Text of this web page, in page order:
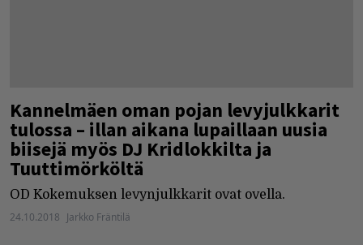
Kannelmäen oman pojan levyjulkkarit
tulossa – illan aikana lupaillaan uusia
biisejä myös DJ Kridlokkilta ja
Tuuttimörköltä
OD Kokemuksen levynjulkkarit ovat ovella.
24.10.2018 Jarkko Fräntilä